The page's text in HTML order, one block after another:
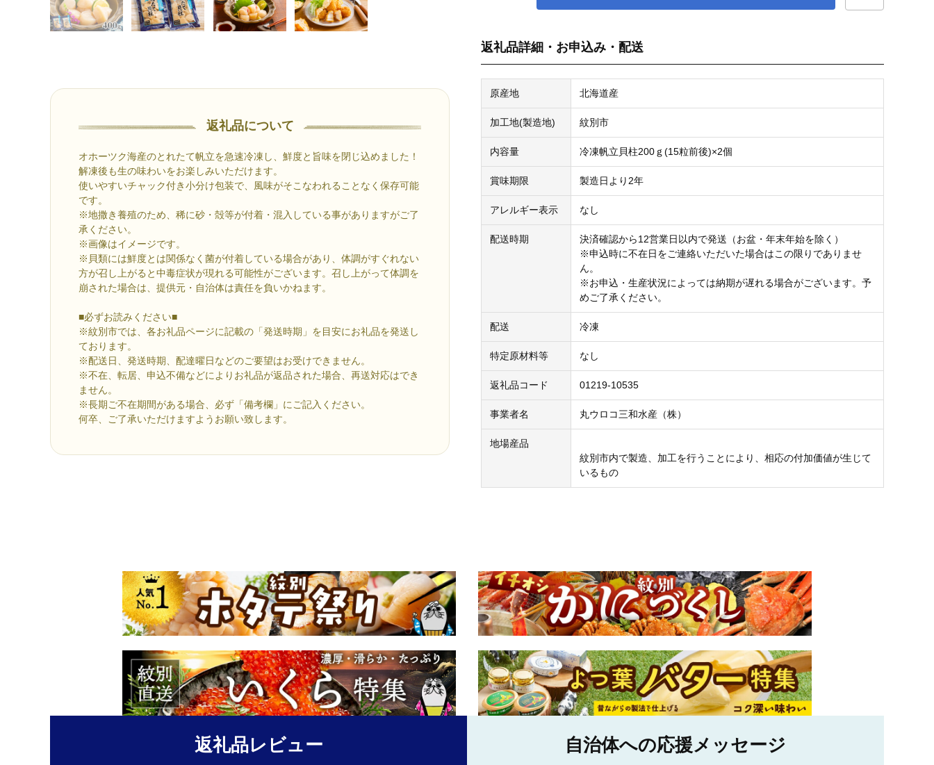
返礼品について
オホーツク海産のとれたて帆立を急速冷凍し、鮮度と旨味を閉じ込めました！
解凍後も生の味わいをお楽しみいただけます。
使いやすいチャック付き小分け包装で、風味がそこなわれることなく保存可能
です。
※地撒き養殖のため、稀に砂・殻等が付着・混入している事がありますがご了
承ください。
※画像はイメージです。
※貝類には鮮度とは関係なく菌が付着している場合があり、体調がすぐれない
方が召し上がると中毒症状が現れる可能性がございます。召し上がって体調を
崩された場合は、提供元・自治体は責任を負いかねます。
■必ずお読みください■
※紋別市では、各お礼品ページに記載の「発送時期」を目安にお礼品を発送し
ております。
※配送日、発送時期、配達曜日などのご要望はお受けできません。
※不在、転居、申込不備などによりお礼品が返品された場合、再送対応はでき
ません。
※長期ご不在期間がある場合、必ず「備考欄」にご記入ください。
何卒、ご了承いただけますようお願い致します。
返礼品詳細・お申込み・配送
原産地 北海道産
加工地(製造地) 紋別市
内容量 冷凍帆立貝柱200ｇ(15粒前後)×2個
賞味期限 製造日より2年
アレルギー表示 なし
配送時期
決済確認から12営業日以内で発送（お盆・年末年始を除く）
※申込時に不在日をご連絡いただいた場合はこの限りでありませ
ん。
※お申込・生産状況によっては納期が遅れる場合がございます。予
めご了承ください。
配送 冷凍
特定原材料等 なし
返礼品コード 01219-10535
事業者名 丸ウロコ三和水産（株）
地場産品
紋別市内で製造、加工を行うことにより、相応の付加価値が生じて
いるもの
返礼品レビュー 自治体への応援メッセージ